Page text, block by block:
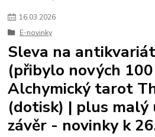
16.03.2026
E-novinky
Sleva na
(přibylo nových
Alchymický tarot
(dotisk) | plus malý
závěr - novinky k